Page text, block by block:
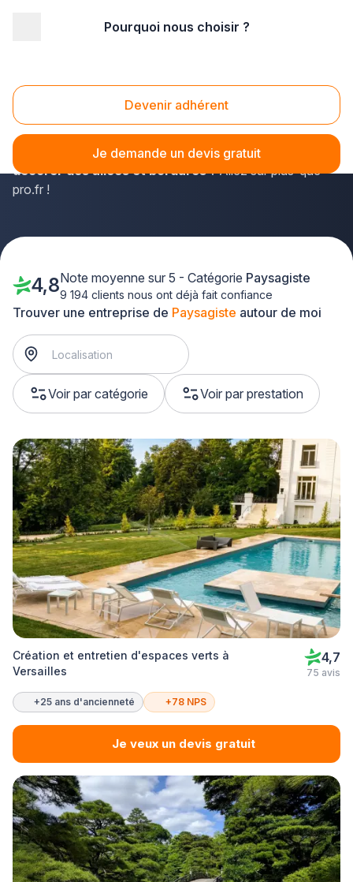
Pourquoi nous choisir ?
Devenir adhérent
Je demande un devis gratuit
Paysagiste Yvelines (78)
Habitants des Yvelines, vous recherchez un paysagiste
entretenir des jardins d'intérieur ou
décorer des allées et bordures? Allez sur plus-que-
pro.fr !
Trouver une entreprise de Paysagiste autour de moi
Voir par catégorie Voir par prestation
4,8Note moyenne sur 5 - Catégorie Paysagiste
9 194 clients nous ont déjà fait confiance
Création et entretien d'espaces verts à
Versailles
4,7
75 avis
+25 ans d'ancienneté +78 NPS
Je veux un devis gratuit